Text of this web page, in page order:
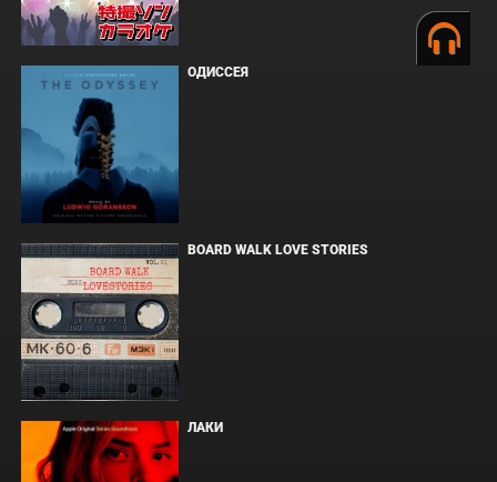
ОДИССЕЯ
BOARD WALK LOVE STORIES
ЛАКИ